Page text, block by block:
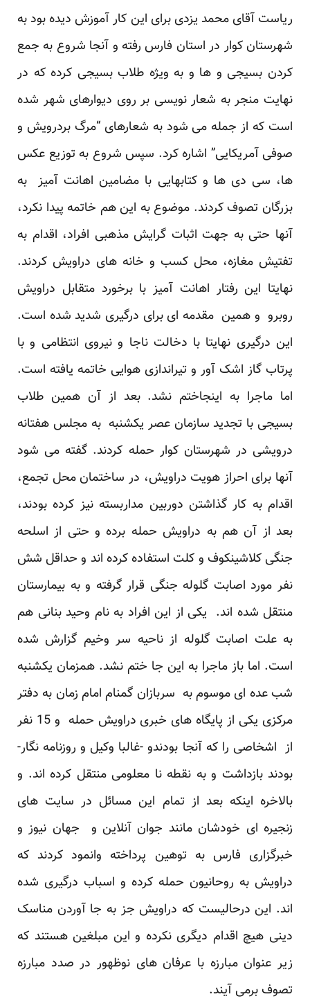
ریاست آقای محمد یزدی برای این کار آموزش دیده بود به
شهرستان کوار در استان فارس رفته و آنجا شروع به جمع
کردن بسیجی و ها و به ویژه طلاب بسیجی کرده که در
نهایت منجر به شعار نویسی بر روی دیوارهای شهر شده
است که از جمله می شود به شعارهای “مرگ بردرویش و
صوفی آمریکایی” اشاره کرد. سپس شروع به توزیع عکس
ها، سی دی ها و کتابهایی با مضامین اهانت آمیز به
بزرگان تصوف کردند. موضوع به این هم خاتمه پیدا نکرد،
آنها حتی به جهت اثبات گرایش مذهبی افراد، اقدام به
تفتیش مغازه، محل کسب و خانه های دراویش کردند.
نهایتا این رفتار اهانت آمیز با برخورد متقابل دراویش
روبرو و همین مقدمه ای برای درگیری شدید شده است.
این درگیری نهایتا با دخالت ناجا و نیروی انتظامی و با
پرتاب گاز اشک آور و تیراندازی هوایی خاتمه یافته است.
اما ماجرا به اینجاختم نشد. بعد از آن همین طلاب
بسیجی با تجدید سازمان عصر یکشنبه به مجلس هفتانه
درویشی در شهرستان کوار حمله کردند. گفته می شود
آنها برای احراز هویت دراویش، در ساختمان محل تجمع،
اقدام به کار گذاشتن دوربین مداربسته نیز کرده بودند،
بعد از آن هم به دراویش حمله برده و حتی از اسلحه
جنگی کلاشینکوف و کلت استفاده کرده اند و حداقل شش
نفر مورد اصابت گلوله جنگی قرار گرفته و به بیمارستان
منتقل شده اند. یکی از این افراد به نام وحید بنانی هم
به علت اصابت گلوله از ناحیه سر وخیم گزارش شده
است. اما باز ماجرا به این جا ختم نشد. همزمان یکشنبه
شب عده ای موسوم به سربازان گمنام امام زمان به دفتر
مرکزی یکی از پایگاه های خبری دراویش حمله و 15 نفر
از اشخاصی را که آنجا بودندو -غالبا وکیل و روزنامه نگار-
بودند بازداشت و به نقطه نا معلومی منتقل کرده اند. و
بالاخره اینکه بعد از تمام این مسائل در سایت های
زنجیره ای خودشان مانند جوان آنلاین و جهان نیوز و
خبرگزاری فارس به توهین پرداخته وانمود کردند که
دراویش به روحانیون حمله کرده و اسباب درگیری شده
اند. این درحالیست که دراویش جز به جا آوردن مناسک
دینی هیچ اقدام دیگری نکرده و این مبلغین هستند که
زیر عنوان مبارزه با عرفان های نوظهور در صدد مبارزه
تصوف برمی آیند.